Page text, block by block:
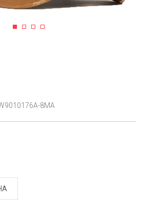
1 2 3 4
8MA